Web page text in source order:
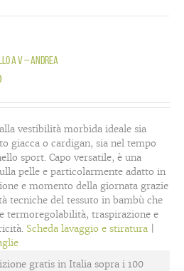
a V – Andrea
vestibilità morbida ideale sia
giacca o cardigan, sia nel tempo
sport. Capo versatile, è una
pelle e particolarmente adatto in
e momento della giornata grazie
tecniche del tessuto in bambù che
termoregolabilità, traspirazione e
Scheda lavaggio e stiratura
gratis in Italia sopra i 100